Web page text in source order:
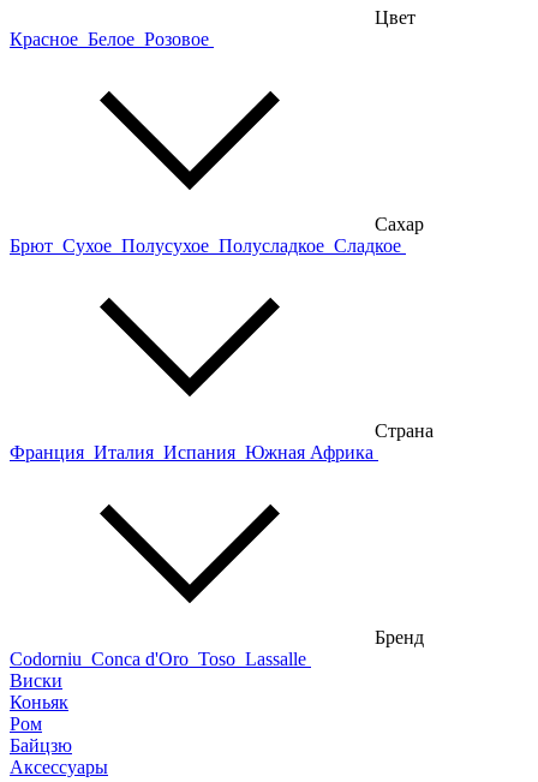
Цвет
Красное Белое Розовое
Сахар
Брют Сухое Полусухое Полусладкое Сладкое
Страна
Франция Италия Испания Южная Африка
Бренд
Codorniu Conca d'Oro Toso Lassalle
Виски
Коньяк
Ром
Байцзю
Аксессуары